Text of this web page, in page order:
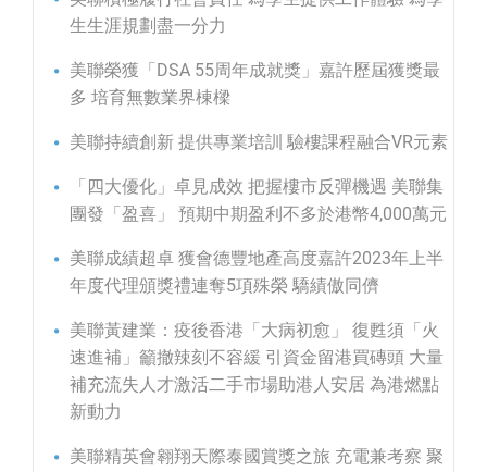
生生涯規劃盡一分力
美聯榮獲「DSA 55周年成就獎」嘉許歷屆獲獎最
多 培育無數業界棟樑
美聯持續創新 提供專業培訓 驗樓課程融合VR元素
「四大優化」卓見成效 把握樓市反彈機遇 美聯集
團發「盈喜」 預期中期盈利不多於港幣4,000萬元
美聯成績超卓 獲會德豐地產高度嘉許2023年上半
年度代理頒獎禮連奪5項殊榮 驕績傲同儕
美聯黃建業：疫後香港「大病初愈」 復甦須「火
速進補」籲撤辣刻不容緩 引資金留港買磚頭 大量
補充流失人才激活二手市場助港人安居 為港燃點
新動力
美聯精英會翱翔天際泰國賞獎之旅 充電兼考察 聚